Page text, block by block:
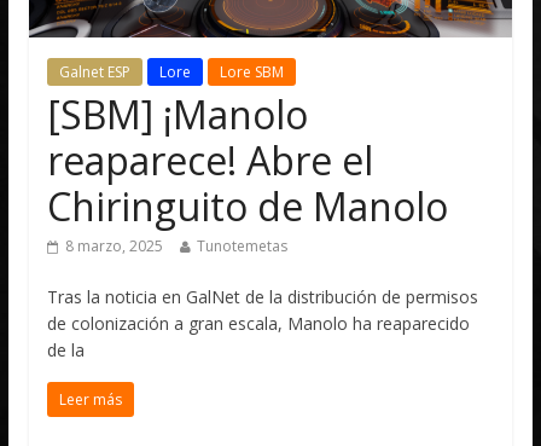
Galnet ESP Lore Lore SBM
[SBM] ¡Manolo
reaparece! Abre el
Chiringuito de Manolo
8 marzo, 2025 Tunotemetas
Tras la noticia en GalNet de la distribución de permisos
de colonización a gran escala, Manolo ha reaparecido
de la
Leer más